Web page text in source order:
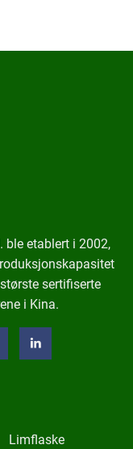
ble etablert i 2002,
sertifiserte
i Kina.
Limflaske